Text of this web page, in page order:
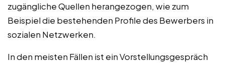
zugängliche Quellen herangezogen, wie zum
Beispiel die bestehenden Profile des Bewerbers in
sozialen Netzwerken.
In den meisten Fällen ist ein Vorstellungsgespräch